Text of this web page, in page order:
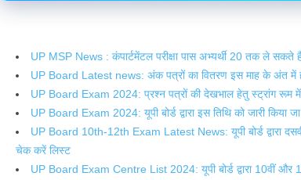
UP MSP News : कंपार्टमेंटल परीक्षा पास अभ्यर्थी 20 तक ले सकते
UP Board Latest news: अंक पत्रों का वितरण इस माह के अंत में
UP Board Exam 2024: प्रश्न पत्रों की देखभाल हेतु स्ट्रांग
UP Board Exam 2024: यूपी बोर्ड द्वारा इस तिथि को जारी किया
UP Board 10th-12th Exam Latest News: यूपी बोर्ड द्वारा दसवीं
चेक करें लिस्ट
UP Board Exam Centre List 2024: यूपी बोर्ड द्वारा 10वीं और